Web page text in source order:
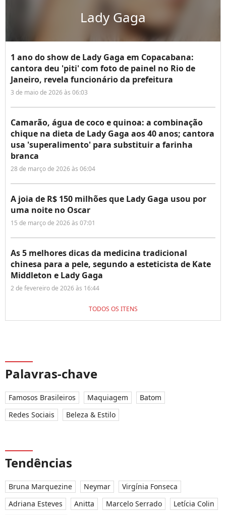
Lady Gaga
1 ano do show de Lady Gaga em Copacabana:
cantora deu 'piti' com foto de painel no Rio de
Janeiro, revela funcionário da prefeitura
3 de maio de 2026 às 06:03
Camarão, água de coco e quinoa: a combinação
chique na dieta de Lady Gaga aos 40 anos; cantora
usa 'superalimento' para substituir a farinha
branca
28 de março de 2026 às 06:04
A joia de R$ 150 milhões que Lady Gaga usou por
uma noite no Oscar
15 de março de 2026 às 07:01
As 5 melhores dicas da medicina tradicional
chinesa para a pele, segundo a esteticista de Kate
Middleton e Lady Gaga
2 de fevereiro de 2026 às 16:44
TODOS OS ITENS
Palavras-chave
Famosos Brasileiros Maquiagem
Batom
Redes Sociais
Beleza & Estilo
Tendências
Bruna Marquezine Neymar
Virgínia Fonseca
Adriana Esteves
Anitta Marcelo Serrado
Letícia Colin